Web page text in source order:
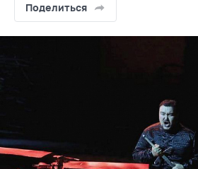
Поделиться